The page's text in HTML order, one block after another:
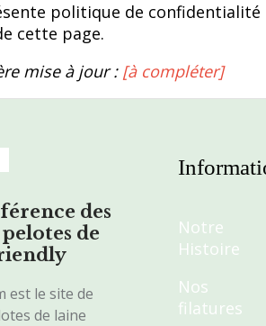
politique de
cette page.
mise à jour : [à compléter]
des
de
est le site de
de laine
Notre
Histoire
Nos
filatures